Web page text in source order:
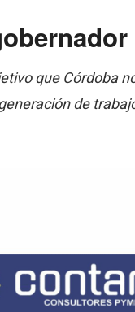
que Córdoba
de